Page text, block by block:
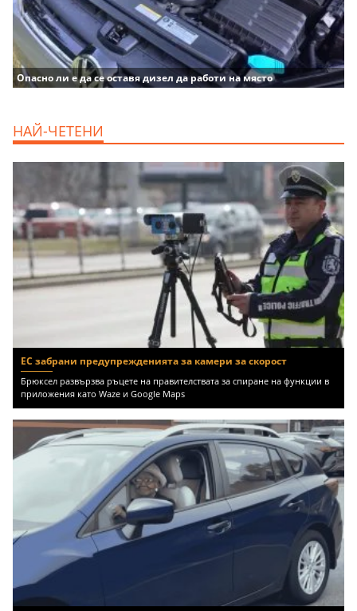
Опасно ли е да се оставя дизел да работи на място
НАЙ-ЧЕТЕНИ
ЕС забрани предупрежденията за камери за скорост
Брюксел развързва ръцете на правителствата за спиране на функции в
приложения като Waze и Google Maps